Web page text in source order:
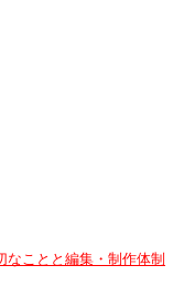
ことと編集・制作体制